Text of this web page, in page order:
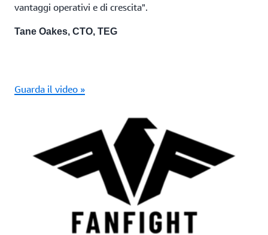
vantaggi operativi e di crescita".
Tane Oakes, CTO, TEG
Guarda il video »